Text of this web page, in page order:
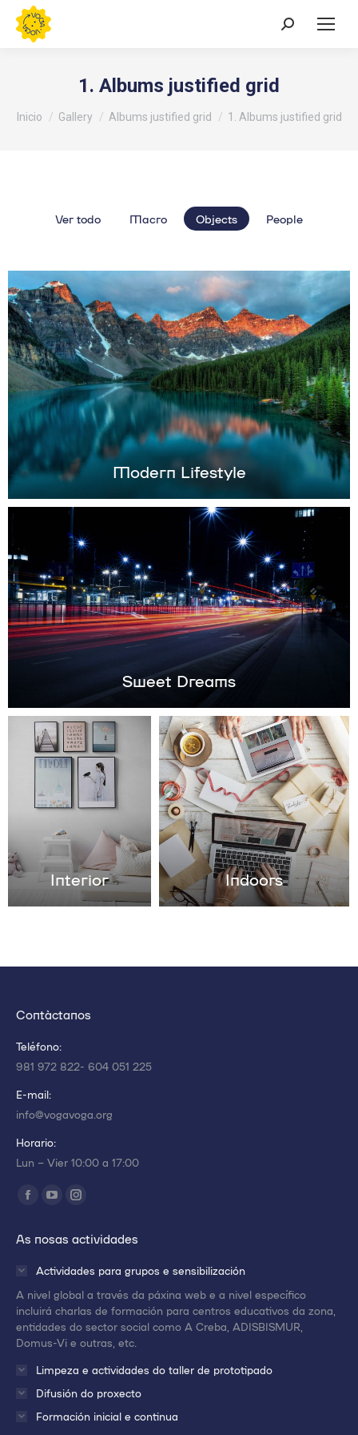
Buscar:
1. Albums justified grid
Estás aquí:
Inicio Gallery Albums justified grid 1. Albums justified grid
Ver todo Macro Objects People
Modern Lifestyle
Sweet Dreams
Interior Indoors
Contáctanos
Teléfono:
981 972 822- 604 051 225
E-mail:
info@vogavoga.org
Horario:
Lun – Vier 10:00 a 17:00
Encuéntranos en:
Abrir
en
una
ventana/pestaña
Abrir
en
una
ventana/pestaña
Abrir
en
una
ventana/pestaña
As nosas actividades
Actividades para grupos e sensibilización
A nivel global a través da páxina web e a nivel específico
incluirá charlas de formación para centros educativos da zona,
entidades do sector social como A Creba, ADISBISMUR,
Domus-Vi e outras, etc.
Limpeza e actividades do taller de prototipado
Difusión do proxecto
Formación inicial e continua